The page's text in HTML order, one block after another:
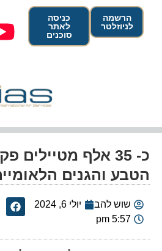
הרשמה
לניוזלטר
כניסה
לאתר
סוכנים
כ- 35 אלף
הטבע והגנים
שוש להב
יולי 6, 2024
5:57 pm